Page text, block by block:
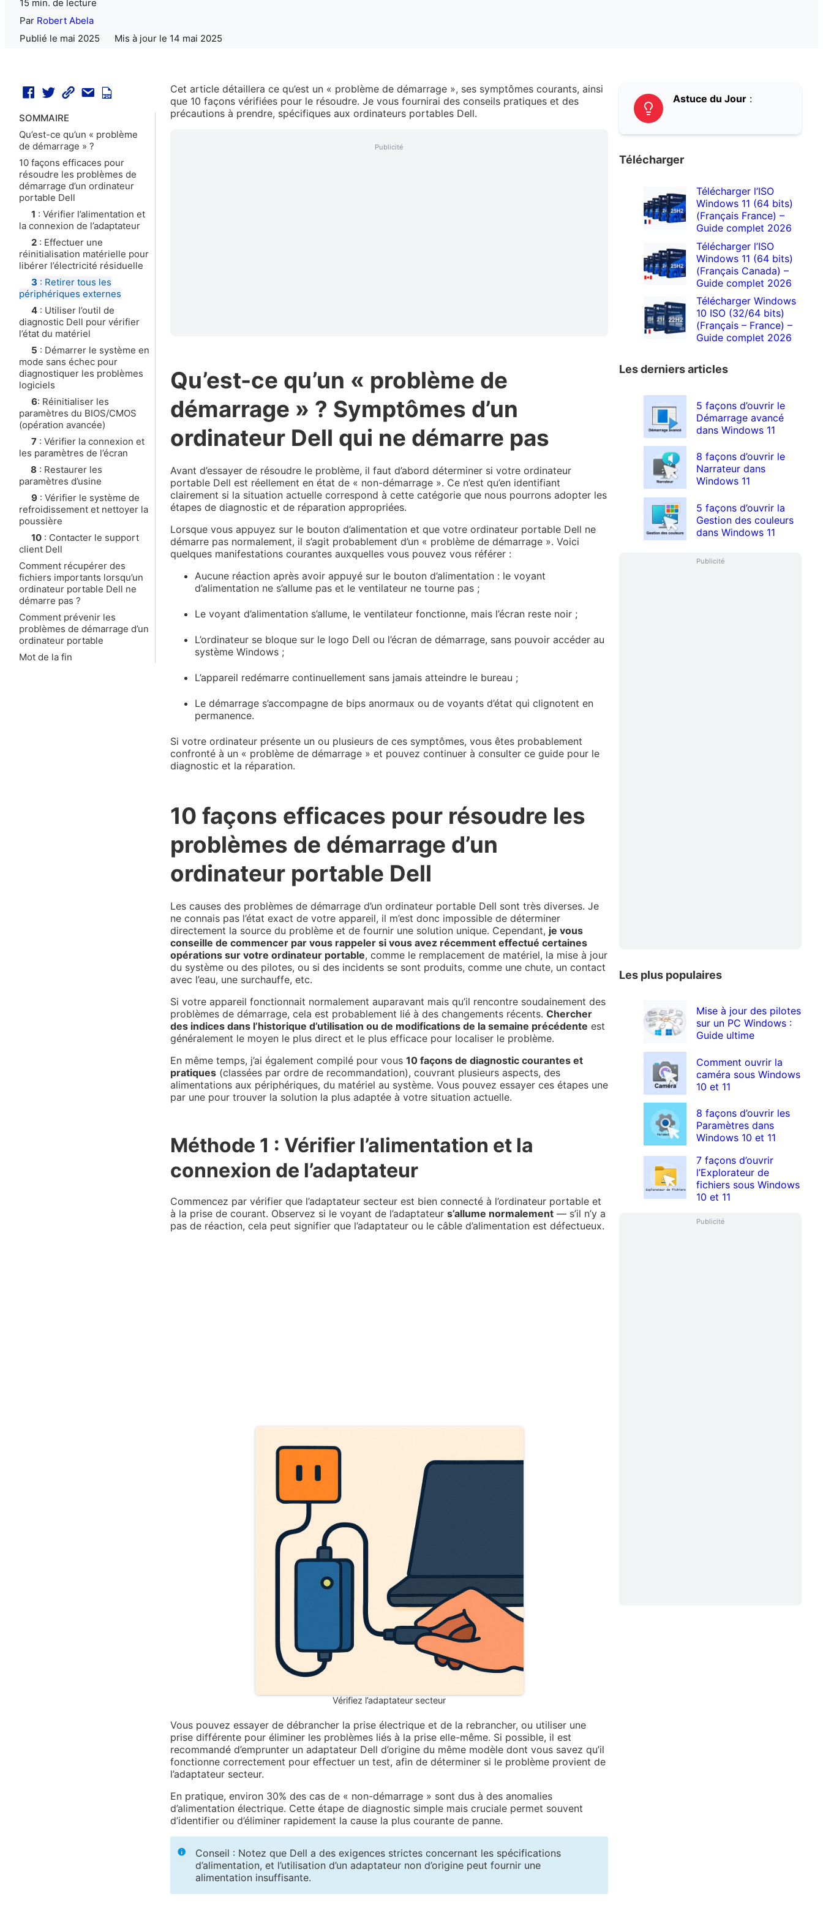
15 min. de lecture
Par Robert Abela
Publié le mai 2025
Mis à jour le 14 mai 2025
SOMMAIRE
Qu’est-ce qu’un « problème
de démarrage » ?
10 façons efficaces pour
résoudre les problèmes de
démarrage d’un ordinateur
portable Dell
1 : Vérifier l’alimentation et
la connexion de l’adaptateur
2 : Effectuer une
réinitialisation matérielle pour
libérer l’électricité résiduelle
3 : Retirer tous les
périphériques externes
4 : Utiliser l’outil de
diagnostic Dell pour vérifier
l’état du matériel
5 : Démarrer le système en
mode sans échec pour
diagnostiquer les problèmes
logiciels
6: Réinitialiser les
paramètres du BIOS/CMOS
(opération avancée)
7 : Vérifier la connexion et
les paramètres de l’écran
8 : Restaurer les
paramètres d’usine
9 : Vérifier le système de
refroidissement et nettoyer la
poussière
10 : Contacter le support
client Dell
Comment récupérer des
fichiers importants lorsqu’un
ordinateur portable Dell ne
démarre pas ?
Comment prévenir les
problèmes de démarrage d’un
ordinateur portable
Mot de la fin
Cet article détaillera ce qu’est un « problème de démarrage », ses symptômes courants, ainsi
que 10 façons vérifiées pour le résoudre. Je vous fournirai des conseils pratiques et des
précautions à prendre, spécifiques aux ordinateurs portables Dell.
Publicité
Qu’est-ce qu’un « problème de
démarrage » ? Symptômes d’un
ordinateur Dell qui ne démarre pas
Avant d’essayer de résoudre le problème, il faut d’abord déterminer si votre ordinateur
portable Dell est réellement en état de « non-démarrage ». Ce n’est qu’en identifiant
clairement si la situation actuelle correspond à cette catégorie que nous pourrons adopter les
étapes de diagnostic et de réparation appropriées.
Lorsque vous appuyez sur le bouton d’alimentation et que votre ordinateur portable Dell ne
démarre pas normalement, il s’agit probablement d’un « problème de démarrage ». Voici
quelques manifestations courantes auxquelles vous pouvez vous référer :
Aucune réaction après avoir appuyé sur le bouton d’alimentation : le voyant
d’alimentation ne s’allume pas et le ventilateur ne tourne pas ;
Le voyant d’alimentation s’allume, le ventilateur fonctionne, mais l’écran reste noir ;
L’ordinateur se bloque sur le logo Dell ou l’écran de démarrage, sans pouvoir accéder au
système Windows ;
L’appareil redémarre continuellement sans jamais atteindre le bureau ;
Le démarrage s’accompagne de bips anormaux ou de voyants d’état qui clignotent en
permanence.
Si votre ordinateur présente un ou plusieurs de ces symptômes, vous êtes probablement
confronté à un « problème de démarrage » et pouvez continuer à consulter ce guide pour le
diagnostic et la réparation.
10 façons efficaces pour résoudre les
problèmes de démarrage d’un
ordinateur portable Dell
Les causes des problèmes de démarrage d’un ordinateur portable Dell sont très diverses. Je
ne connais pas l’état exact de votre appareil, il m’est donc impossible de déterminer
directement la source du problème et de fournir une solution unique. Cependant, je vous
conseille de commencer par vous rappeler si vous avez récemment effectué certaines
opérations sur votre ordinateur portable, comme le remplacement de matériel, la mise à jour
du système ou des pilotes, ou si des incidents se sont produits, comme une chute, un contact
avec l’eau, une surchauffe, etc.
Si votre appareil fonctionnait normalement auparavant mais qu’il rencontre soudainement des
problèmes de démarrage, cela est probablement lié à des changements récents.Chercher
des indices dans l’historique d’utilisation ou de modifications de la semaine précédente est
généralement le moyen le plus direct et le plus efficace pour localiser le problème.
En même temps, j’ai également compilé pour vous10 façons de diagnostic courantes et
pratiques (classées par ordre de recommandation), couvrant plusieurs aspects, des
alimentations aux périphériques, du matériel au système. Vous pouvez essayer ces étapes une
par une pour trouver la solution la plus adaptée à votre situation actuelle.
Méthode 1 : Vérifier l’alimentation et la
connexion de l’adaptateur
Commencez par vérifier que l’adaptateur secteur est bien connecté à l’ordinateur portable et
à la prise de courant. Observez si le voyant de l’adaptateurs’allume normalement — s’il n’y a
pas de réaction, cela peut signifier que l’adaptateur ou le câble d’alimentation est défectueux.
Vérifiez l’adaptateur secteur
Vous pouvez essayer de débrancher la prise électrique et de la rebrancher, ou utiliser une
prise différente pour éliminer les problèmes liés à la prise elle-même. Si possible, il est
recommandé d’emprunter un adaptateur Dell d’origine du même modèle dont vous savez qu’il
fonctionne correctement pour effectuer un test, afin de déterminer si le problème provient de
l’adaptateur secteur.
En pratique, environ 30% des cas de « non-démarrage » sont dus à des anomalies
d’alimentation électrique. Cette étape de diagnostic simple mais cruciale permet souvent
d’identifier ou d’éliminer rapidement la cause la plus courante de panne.
Conseil : Notez que Dell a des exigences strictes concernant les spécifications
d’alimentation, et l’utilisation d’un adaptateur non d’origine peut fournir une
alimentation insuffisante.
Astuce du Jour :
Télécharger
Télécharger l’ISO
Windows 11 (64 bits)
(Français France) –
Guide complet 2026
Télécharger l’ISO
Windows 11 (64 bits)
(Français Canada) –
Guide complet 2026
Télécharger Windows
10 ISO (32/64 bits)
(Français – France) –
Guide complet 2026
Les derniers articles
5 façons d’ouvrir le
Démarrage avancé
dans Windows 11
8 façons d’ouvrir le
Narrateur dans
Windows 11
5 façons d’ouvrir la
Gestion des couleurs
dans Windows 11
Publicité
Les plus populaires
Mise à jour des pilotes
sur un PC Windows :
Guide ultime
Comment ouvrir la
caméra sous Windows
10 et 11
8 façons d’ouvrir les
Paramètres dans
Windows 10 et 11
7 façons d’ouvrir
l’Explorateur de
fichiers sous Windows
10 et 11
Publicité